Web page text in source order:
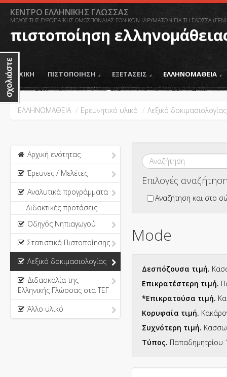
ΚΕΝΤΡΟ ΕΛΛΗΝΙΚΗΣ ΓΛΩΣΣΑΣ
ΜΕΛΟΣ ΤΗΣ ΕΥΡΩΠΑΪΚΗΣ ΟΜΟΣΠΟΝΔΙΑΣ ΕΘΝΙΚΩΝ ΙΔΡΥΜΑΤΩΝ ΓΙΑ ΤΗ ΓΛΩΣΣΑ
πιστοποίηση
ΑΡΧΙΚΗ ΠΙΣΤΟΠΟΙΗΣΗ ΕΞΕΤΑΣΕΙΣ ΕΛΛΗΝΟΜΑΘΕΙΑ
ΕΛΛΗΝΟΜΑΘΕΙΑ / Ερευνητικό υλικό / Λεξικό δοκιμασιολογίας
Αρχική ενότητας
Έρευνες / Μελέτες
Αναλυτικά προγράμματα
Διδακτικές προτάσεις
Οδηγός Νηπιαγωγού
Στατιστικά Πιστοποίησης
Λεξικό δοκιμασιολογίας
Διδασκαλία της
Ελληνικής Γλώσσας στα ΤΕΓ
Άλλο υλικό
Επιλογές
Αναζήτηση και στο
Mode
Δεσπόζουσα τιμή.
Επικρατέστερη τιμή.
*Επικρατούσα τιμή.
Κορυφαία τιμή.
Συχνότερη τιμή.
Τύπος. Παπαδημητρίου